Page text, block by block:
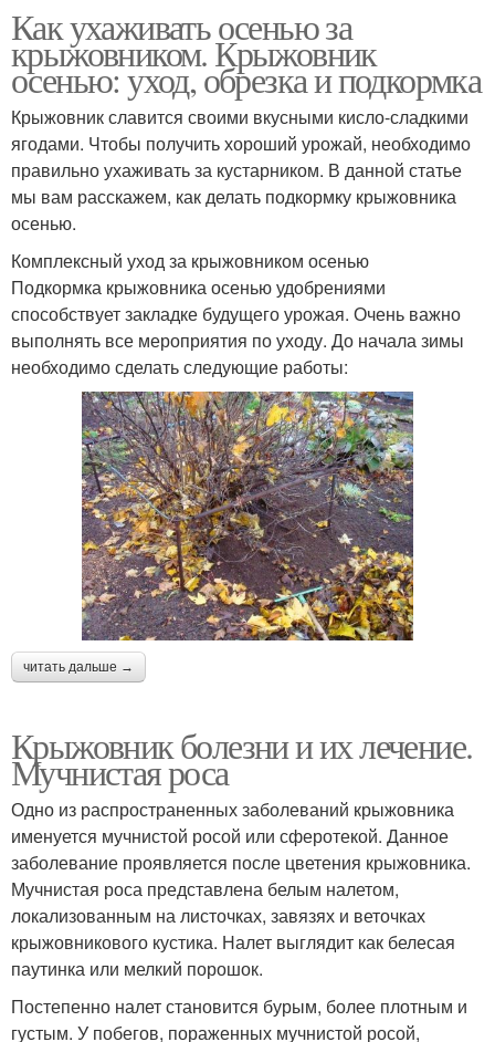
Как ухаживать осенью за
крыжовником. Крыжовник
осенью: уход, обрезка и подкормка
Крыжовник славится своими вкусными кисло-сладкими
ягодами. Чтобы получить хороший урожай, необходимо
правильно ухаживать за кустарником. В данной статье
мы вам расскажем, как делать подкормку крыжовника
осенью.
Комплексный уход за крыжовником осенью
Подкормка крыжовника осенью удобрениями
способствует закладке будущего урожая. Очень важно
выполнять все мероприятия по уходу. До начала зимы
необходимо сделать следующие работы:
читать дальше →
Крыжовник болезни и их лечение.
Мучнистая роса
Одно из распространенных заболеваний крыжовника
именуется мучнистой росой или сферотекой. Данное
заболевание проявляется после цветения крыжовника.
Мучнистая роса представлена белым налетом,
локализованным на листочках, завязях и веточках
крыжовникового кустика. Налет выглядит как белесая
паутинка или мелкий порошок.
Постепенно налет становится бурым, более плотным и
густым. У побегов, пораженных мучнистой росой,